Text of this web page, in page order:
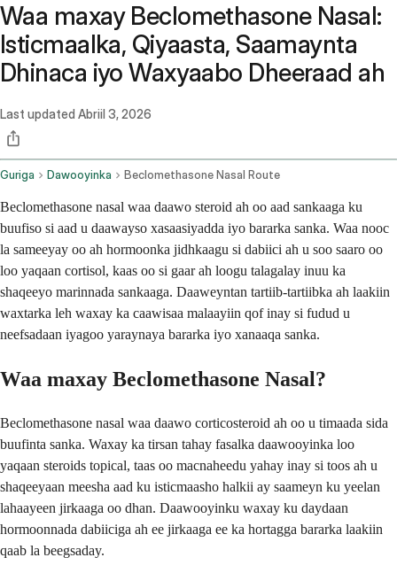
Waa maxay Beclomethasone Nasal:
Isticmaalka, Qiyaasta, Saamaynta
Dhinaca iyo Waxyaabo Dheeraad ah
Last updated Abriil 3, 2026
Guriga Dawooyinka Beclomethasone Nasal Route
Beclomethasone nasal waa daawo steroid ah oo aad sankaaga ku
buufiso si aad u daawayso xasaasiyadda iyo bararka sanka. Waa nooc
la sameeyay oo ah hormoonka jidhkaagu si dabiici ah u soo saaro oo
loo yaqaan cortisol, kaas oo si gaar ah loogu talagalay inuu ka
shaqeeyo marinnada sankaaga. Daaweyntan tartiib-tartiibka ah laakiin
waxtarka leh waxay ka caawisaa malaayiin qof inay si fudud u
neefsadaan iyagoo yaraynaya bararka iyo xanaaqa sanka.
Waa maxay Beclomethasone Nasal?
Beclomethasone nasal waa daawo corticosteroid ah oo u timaada sida
buufinta sanka. Waxay ka tirsan tahay fasalka daawooyinka loo
yaqaan steroids topical, taas oo macnaheedu yahay inay si toos ah u
shaqeeyaan meesha aad ku isticmaasho halkii ay saameyn ku yeelan
lahaayeen jirkaaga oo dhan. Daawooyinku waxay ku daydaan
hormoonnada dabiiciga ah ee jirkaaga ee ka hortagga bararka laakiin
qaab la beegsaday.